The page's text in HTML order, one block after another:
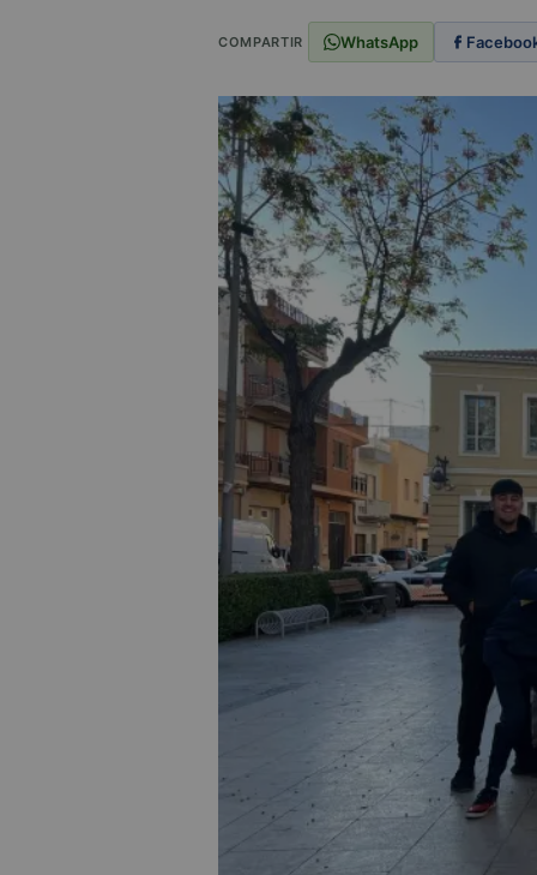
COMPARTIR WhatsApp